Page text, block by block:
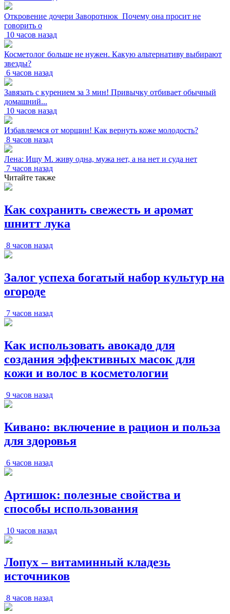
Откровение дочери Заворотнюк_Почему она просит не
говорить о
10 часов назад
Косметолог больше не нужен. Какую альтернативу выбирают
звезды?
6 часов назад
Завязать с курением за 3 мин! Привычку отбивает обычный
домашний...
10 часов назад
Избавляемся от морщин! Как вернуть коже молодость?
8 часов назад
Лена: Ищу М. живу одна, мужа нет, а на нет и суда нет
7 часов назад
Читайте также
Как сохранить свежесть и аромат
шнитт лука
8 часов назад
Залог успеха богатый набор культур на
огороде
7 часов назад
Как использовать авокадо для
создания эффективных масок для
кожи и волос в косметологии
9 часов назад
Кивано: включение в рацион и польза
для здоровья
6 часов назад
Артишок: полезные свойства и
способы использования
10 часов назад
Лопух – витаминный кладезь
источников
8 часов назад